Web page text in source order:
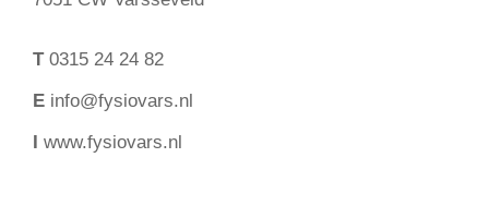
T0315 24 24 82
E info@fysiovars.nl
I www.fysiovars.nl